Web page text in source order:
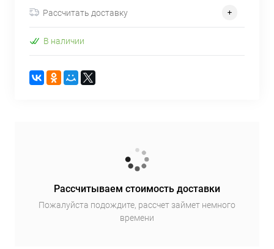
Рассчитать доставку
В наличии
Рассчитываем стоимость доставки
Пожалуйста подождите, рассчет займет немного
времени